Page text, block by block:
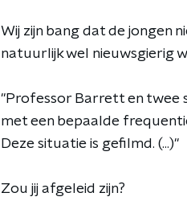
Wij zijn bang dat de jongen
natuurlijk wel nieuwsgierig
"Professor Barrett en twee
met een bepaalde
Deze situatie is gefilmd. (...)"
Zou jij afgeleid zijn?